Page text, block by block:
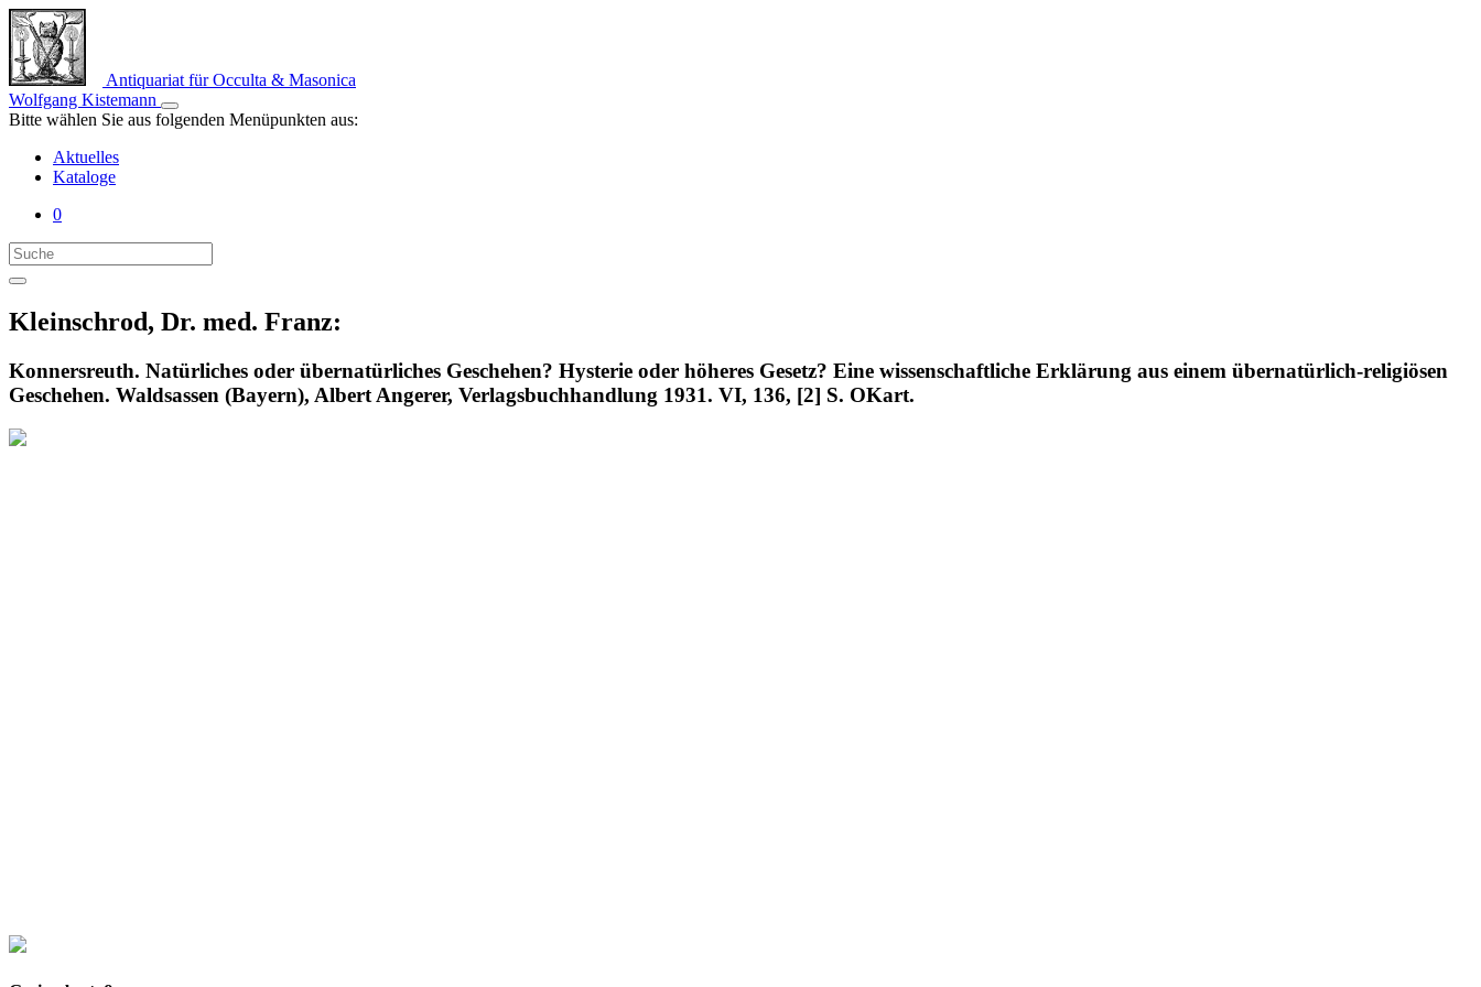
Antiquariat für Occulta & Masonica
Wolfgang Kistemann
Bitte wählen Sie aus folgenden Menüpunkten aus:
Aktuelles
Kataloge
0
Kleinschrod, Dr. med. Franz:
Konnersreuth. Natürliches oder übernatürliches Geschehen? Hysterie oder höheres Gesetz? Eine wissenschaftliche Erklärung aus einem übernatürlich-religiösen
Geschehen. Waldsassen (Bayern), Albert Angerer, Verlagsbuchhandlung 1931. VI, 136, [2] S. OKart.